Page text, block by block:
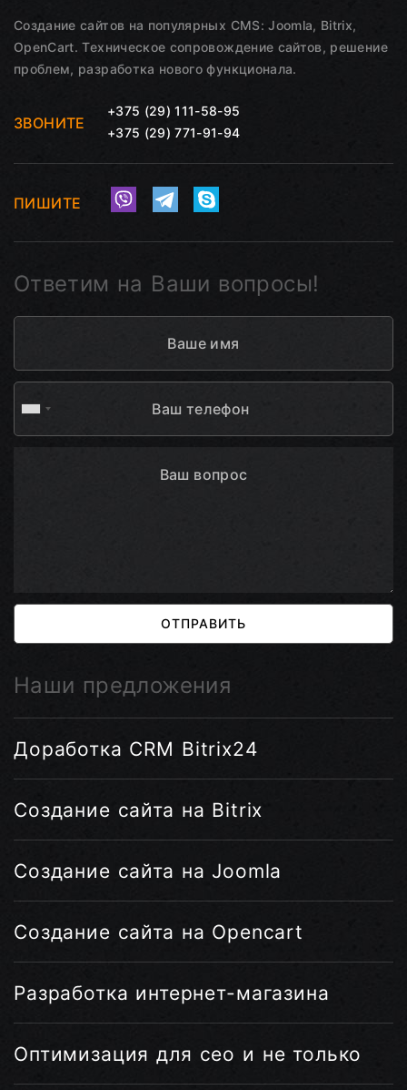
Создание сайтов на популярных CMS: Joomla, Bitrix,
OpenCart. Техническое сопровождение сайтов, решение
проблем, разработка нового функционала.
ЗВОНИТЕ
+375 (29) 111-58-95
+375 (29) 771-91-94
ПИШИТЕ
Ответим на Ваши вопросы!
ОТПРАВИТЬ
Наши предложения
Доработка CRM Bitrix24
Создание сайта на Bitrix
Создание сайта на Joomla
Создание сайта на Opencart
Разработка интернет-магазина
Оптимизация для сео и не только